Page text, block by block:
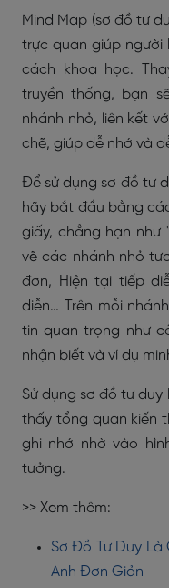
Mind Map (sơ đồ tư
trực quan giúp
cách khoa học.
truyền thống, bạn
nhánh nhỏ, liên kết
chẽ, giúp dễ nhớ và
Để sử dụng sơ đồ tư
hãy bắt đầu bằng
giấy, chẳng hạn như "
vẽ các nhánh nhỏ
đơn, Hiện tại tiếp
diễn… Trên mỗi
tin quan trọng như
nhận biết và ví dụ
Sử dụng sơ đồ tư
thấy tổng quan kiến
ghi nhớ nhờ vào
tưởng.
>> Xem thêm:
Sơ Đồ Tư Duy Là
Anh Đơn Giản